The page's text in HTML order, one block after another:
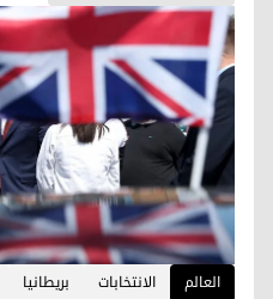
العالم الانتخابات بريطانيا